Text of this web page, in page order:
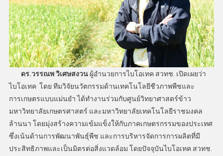
ดร.วรรณพ วิเศษสงวนผู้อำนวยการไบโอเทค สวทช. เปิดเผยว่า
ไบโอเทค โดย ทีมวิจัยนวัตกรรมด้านเทคโนโลยีชีวภาพพืชและ
การเกษตรแบบแม่นยำ ได้ทำงานร่วมกับศูนย์วิทยาศาสตร์ข้าว
มหาวิทยาลัยเกษตรศาสตร์ และมหาวิทยาลัยเทคโนโลยีราชมงคล
ล้านนา โดยมุ่งสร้างความเข้มแข็งให้กับภาคเกษตรกรรมของประเทศ
ซึ่งเน้นด้านการพัฒนาพันธุ์พืช และการบริหารจัดการการผลิตที่มี
ประสิทธิภาพและเป็นมิตรต่อสิ่งแวดล้อม โดยปัจจุบันไบโอเทค สวทช.